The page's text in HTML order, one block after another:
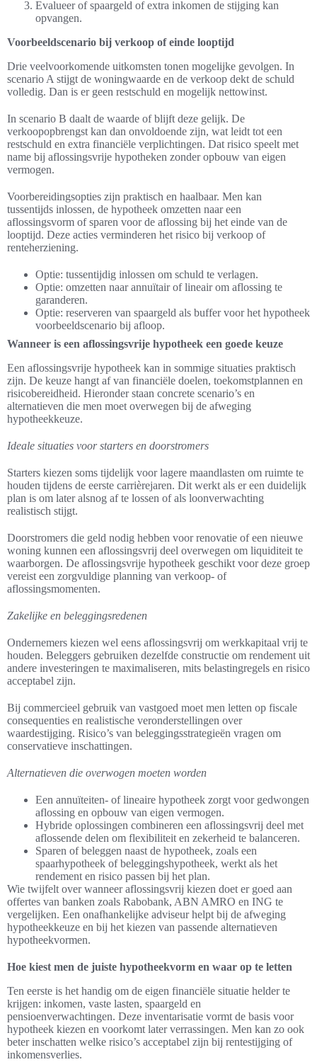
Evalueer of spaargeld of extra inkomen de stijging kan
opvangen.
Voorbeeldscenario bij verkoop of einde looptijd
Drie veelvoorkomende uitkomsten tonen mogelijke gevolgen. In
scenario A stijgt de woningwaarde en de verkoop dekt de schuld
volledig. Dan is er geen restschuld en mogelijk nettowinst.
In scenario B daalt de waarde of blijft deze gelijk. De
verkoopopbrengst kan dan onvoldoende zijn, wat leidt tot een
restschuld en extra financiële verplichtingen. Dat risico speelt met
name bij aflossingsvrije hypotheken zonder opbouw van eigen
vermogen.
Voorbereidingsopties zijn praktisch en haalbaar. Men kan
tussentijds inlossen, de hypotheek omzetten naar een
aflossingsvorm of sparen voor de aflossing bij het einde van de
looptijd. Deze acties verminderen het risico bij verkoop of
renteherziening.
Optie: tussentijdig inlossen om schuld te verlagen.
Optie: omzetten naar annuïtair of lineair om aflossing te
garanderen.
Optie: reserveren van spaargeld als buffer voor het hypotheek
voorbeeldscenario bij afloop.
Wanneer is een aflossingsvrije hypotheek een goede keuze
Een aflossingsvrije hypotheek kan in sommige situaties praktisch
zijn. De keuze hangt af van financiële doelen, toekomstplannen en
risicobereidheid. Hieronder staan concrete scenario’s en
alternatieven die men moet overwegen bij de afweging
hypotheekkeuze.
Ideale situaties voor starters en doorstromers
Starters kiezen soms tijdelijk voor lagere maandlasten om ruimte te
houden tijdens de eerste carrièrejaren. Dit werkt als er een duidelijk
plan is om later alsnog af te lossen of als loonverwachting
realistisch stijgt.
Doorstromers die geld nodig hebben voor renovatie of een nieuwe
woning kunnen een aflossingsvrij deel overwegen om liquiditeit te
waarborgen. De aflossingsvrije hypotheek geschikt voor deze groep
vereist een zorgvuldige planning van verkoop- of
aflossingsmomenten.
Zakelijke en beleggingsredenen
Ondernemers kiezen wel eens aflossingsvrij om werkkapitaal vrij te
houden. Beleggers gebruiken dezelfde constructie om rendement uit
andere investeringen te maximaliseren, mits belastingregels en risico
acceptabel zijn.
Bij commercieel gebruik van vastgoed moet men letten op fiscale
consequenties en realistische veronderstellingen over
waardestijging. Risico’s van beleggingsstrategieën vragen om
conservatieve inschattingen.
Alternatieven die overwogen moeten worden
Een annuïteiten- of lineaire hypotheek zorgt voor gedwongen
aflossing en opbouw van eigen vermogen.
Hybride oplossingen combineren een aflossingsvrij deel met
aflossende delen om flexibiliteit en zekerheid te balanceren.
Sparen of beleggen naast de hypotheek, zoals een
spaarhypotheek of beleggingshypotheek, werkt als het
rendement en risico passen bij het plan.
Wie twijfelt over wanneer aflossingsvrij kiezen doet er goed aan
offertes van banken zoals Rabobank, ABN AMRO en ING te
vergelijken. Een onafhankelijke adviseur helpt bij de afweging
hypotheekkeuze en bij het kiezen van passende alternatieven
hypotheekvormen.
Hoe kiest men de juiste hypotheekvorm en waar op te letten
Ten eerste is het handig om de eigen financiële situatie helder te
krijgen: inkomen, vaste lasten, spaargeld en
pensioenverwachtingen. Deze inventarisatie vormt de basis voor
hypotheek kiezen en voorkomt later verrassingen. Men kan zo ook
beter inschatten welke risico’s acceptabel zijn bij rentestijging of
inkomensverlies.